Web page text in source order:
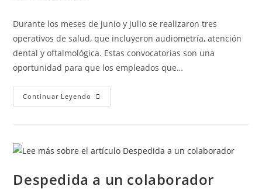
Durante los meses de junio y julio se realizaron tres
operativos de salud, que incluyeron audiometría, atención
dental y oftalmológica. Estas convocatorias son una
oportunidad para que los empleados que…
Continuar Leyendo
Despedida a un colaborador